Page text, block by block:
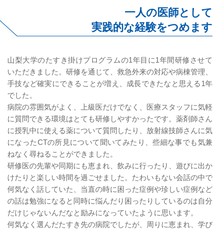
一人の医師として
実践的な経験をつめます
山梨大学のたすき掛けプログラムの1年目に1年間研修させて
いただきました。研修を通じて、救急外来の対応や病棟管理、
手技など確実にできることが増え、成長できたなと思える1年
でした。
病院の雰囲気がよく、上級医だけでなく、医療スタッフに気軽
に質問できる環境はとても研修しやすかったです。薬剤師さん
に授乳中に使える薬について質問したり、放射線技師さんに気
になったCTの所見について聞いてみたり、些細な事でも気兼
ねなく尋ねることができました。
研修医の先輩や同期にも恵まれ、飲みに行ったり、遊びに出か
けたりと楽しい時間を過ごせました。たわいもない会話の中で
何気なく話していた、当直の時に困った症例や珍しい症例など
の話は勉強になると同時に悩んだり困ったりしているのは自分
だけじゃないんだなと励みになっていたように思います。
何気なく選んだたすき先の病院でしたが、周りに恵まれ、学び